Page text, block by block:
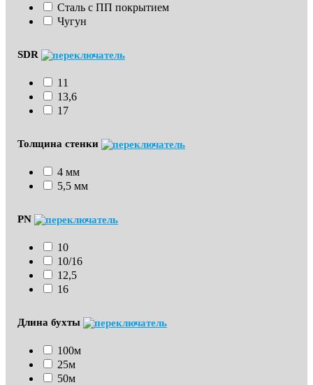
Сталь с ПП покрытием
Чугун
SDR
11
13,6
17
Толщина стенки
4 мм
5,5 мм
PN
10
10/16
12,5
16
Длина бухты
100м
25м
50м